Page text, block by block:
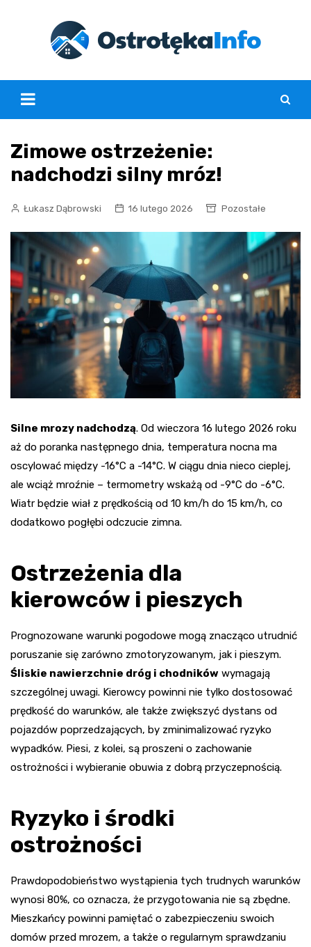
Zimowe ostrzeżenie:
nadchodzi silny mróz!
Łukasz Dąbrowski 16 lutego 2026 Pozostałe
Silne mrozy nadchodzą. Od wieczora 16 lutego 2026 roku
aż do poranka następnego dnia, temperatura nocna ma
oscylować między -16°C a -14°C. W ciągu dnia nieco cieplej,
ale wciąż mroźnie – termometry wskażą od -9°C do -6°C.
Wiatr będzie wiał z prędkością od 10 km/h do 15 km/h, co
dodatkowo pogłębi odczucie zimna.
Ostrzeżenia dla
kierowców i pieszych
Prognozowane warunki pogodowe mogą znacząco utrudnić
poruszanie się zarówno zmotoryzowanym, jak i pieszym.
Śliskie nawierzchnie dróg i chodników wymagają
szczególnej uwagi. Kierowcy powinni nie tylko dostosować
prędkość do warunków, ale także zwiększyć dystans od
pojazdów poprzedzających, by zminimalizować ryzyko
wypadków. Piesi, z kolei, są proszeni o zachowanie
ostrożności i wybieranie obuwia z dobrą przyczepnością.
Ryzyko i środki
ostrożności
Prawdopodobieństwo wystąpienia tych trudnych warunków
wynosi 80%, co oznacza, że przygotowania nie są zbędne.
Mieszkańcy powinni pamiętać o zabezpieczeniu swoich
domów przed mrozem, a także o regularnym sprawdzaniu